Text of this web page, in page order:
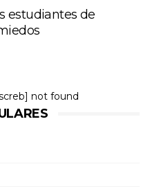
estudiantes de
not found